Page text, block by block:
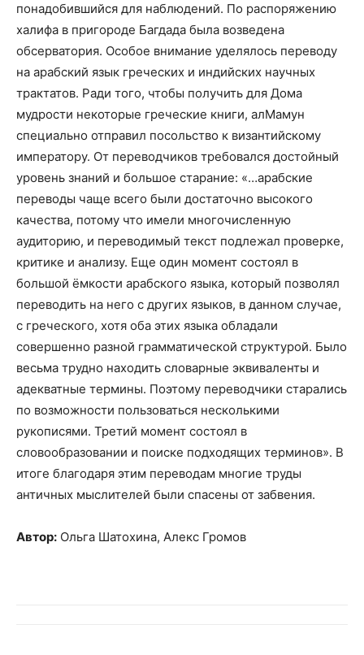
понадобившийся для наблюдений. По распоряжению
халифа в пригороде Багдада была возведена
обсерватория. Особое внимание уделялось переводу
на арабский язык греческих и индийских научных
трактатов. Ради того, чтобы получить для Дома
мудрости некоторые греческие книги, алМамун
специально отправил посольство к византийскому
императору. От переводчиков требовался достойный
уровень знаний и большое старание: «…арабские
переводы чаще всего были достаточно высокого
качества, потому что имели многочисленную
аудиторию, и переводимый текст подлежал проверке,
критике и анализу. Еще один момент состоял в
большой ёмкости арабского языка, который позволял
переводить на него с других языков, в данном случае,
с греческого, хотя оба этих языка обладали
совершенно разной грамматической структурой. Было
весьма трудно находить словарные эквиваленты и
адекватные термины. Поэтому переводчики старались
по возможности пользоваться несколькими
рукописями. Третий момент состоял в
словообразовании и поиске подходящих терминов». В
итоге благодаря этим переводам многие труды
античных мыслителей были спасены от забвения.
Автор: Ольга Шатохина, Алекс Громов